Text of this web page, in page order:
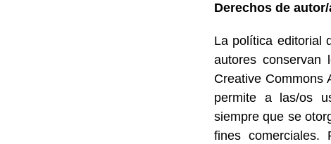
Derechos de autor/
La política editorial
autores conservan
Creative Commons
permite a las/os
siempre que se
fines comerciales.